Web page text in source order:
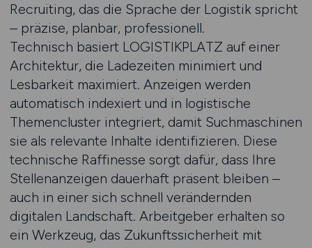
Recruiting, das die Sprache der Logistik spricht
– präzise, planbar, professionell.
Technisch basiert LOGISTIKPLATZ auf einer
Architektur, die Ladezeiten minimiert und
Lesbarkeit maximiert. Anzeigen werden
automatisch indexiert und in logistische
Themencluster integriert, damit Suchmaschinen
sie als relevante Inhalte identifizieren. Diese
technische Raffinesse sorgt dafür, dass Ihre
Stellenanzeigen dauerhaft präsent bleiben –
auch in einer sich schnell verändernden
digitalen Landschaft. Arbeitgeber erhalten so
ein Werkzeug, das Zukunftssicherheit mit